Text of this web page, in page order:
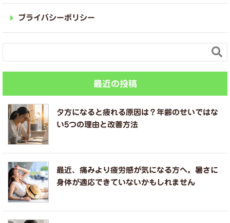
プライバシーポリシー

最近の投稿
夕方になると疲れる原因は？年齢のせいではな
い5つの理由と改善方法
最近、痛みより疲労感が気になる方へ。暑さに
身体が適応できていないかもしれません